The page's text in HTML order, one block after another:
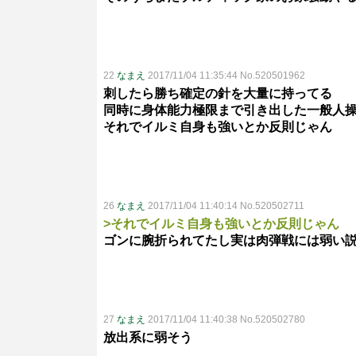
22 なまえ 2017/11/04 11:35:44 No.520501962
刺したら勝ち確定の針を大量に持ってる
同時に身体能力極限まで引き出した一般人
それでイルミ自身も強いとか反則じゃん
26 なまえ 2017/11/04 11:40:14 No.520502711
>それでイルミ自身も強いとか反則じゃん
ゴンに腕折られてたし実は肉弾戦には弱い
27 なまえ 2017/11/04 11:40:38 No.520502780
放出系に弱そう